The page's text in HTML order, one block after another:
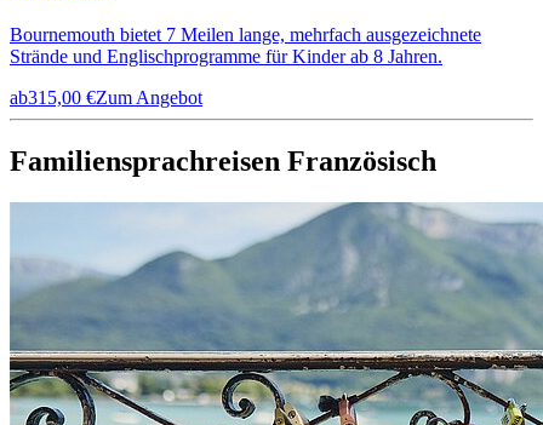
Bournemouth bietet 7 Meilen lange, mehrfach ausgezeichnete
Strände und Englischprogramme für Kinder ab 8 Jahren.
ab315,00 €Zum Angebot
Familiensprachreisen Französisch